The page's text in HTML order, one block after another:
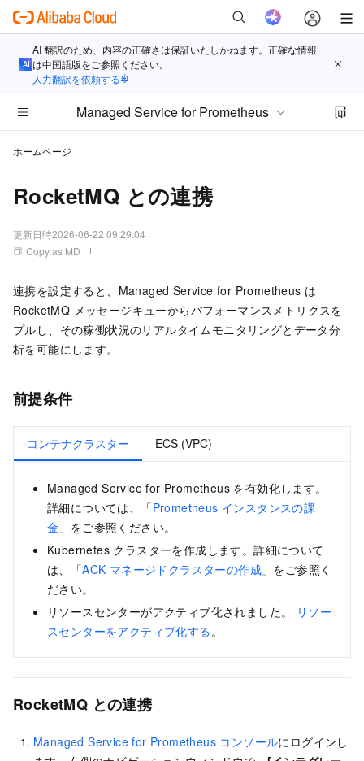
AI 翻訳のため、内容の正確さは保証いたしかねます。正確な情報
は中国語版をご参照ください。
人力翻訳を依頼する
Managed Service for Prometheus
ホームページ
RocketMQ との連携
更新日時2026-06-22 09:29:04
Copy as MD
連携を設定すると、 Managed Service for Prometheus は
RocketMQ メッセージキューからパフォーマンスメトリクスを
プルし、その稼働状況のリアルタイムモニタリングとデータ分
析を可能にします。
前提条件
コンテナクラスター ECS (VPC)
Managed Service for Prometheus を有効化します。
詳細については、「Prometheus インスタンスの課
金 」をご参照ください。
Kubernetes クラスターを作成します。詳細について
は、「ACK マネージドクラスターの作成 」をご参照く
ださい。
リソースセンターがアクティブ化されました。
リソー
スセンターをアクティブ化する。
RocketMQ との連携
Managed Service for Prometheus コンソールにログインし